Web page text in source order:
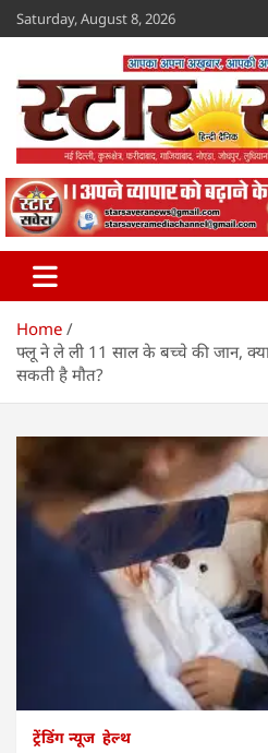
Skip
to
Saturday, August 8, 2026
Star Savera
www.starsavera.com
Home
फ्लू ने ले ली 11 साल के बच्चे की जान, क्या
सकती है मौत?
ट्रेंडिंग न्यूज हेल्थ